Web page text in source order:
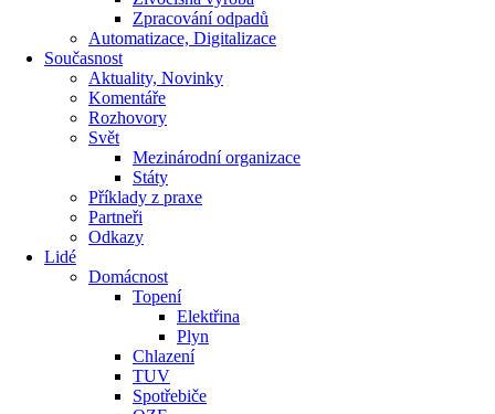
Zpracování odpadů
Automatizace, Digitalizace
Současnost
Aktuality, Novinky
Komentáře
Rozhovory
Svět
Mezinárodní organizace
Státy
Příklady z praxe
Partneři
Odkazy
Lidé
Domácnost
Topení
Elektřina
Plyn
Chlazení
TUV
Spotřebiče